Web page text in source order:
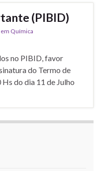
(PIBID)
Química
no PIBID, favor
do Termo de
do dia 11 de Julho